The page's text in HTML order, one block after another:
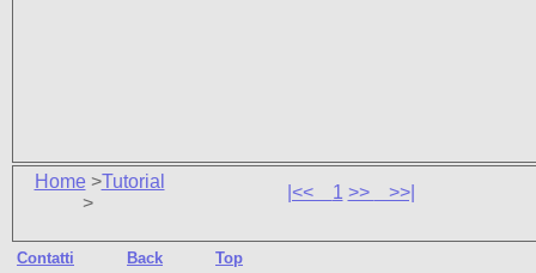
Home >Tutorial
>
|<< 1 >> >>|
Contatti Back Top